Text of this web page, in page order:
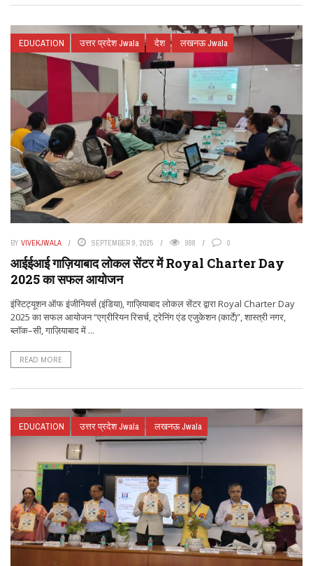
EDUCATION उत्तर प्रदेश Jwala देश लखनऊ Jwala
BY VIVEKJWALA SEPTEMBER 9, 2025 988 0
आईईआई गाज़ियाबाद लोकल सेंटर में Royal Charter Day
2025 का सफल आयोजन
इंस्टिट्यूशन ऑफ इंजीनियर्स (इंडिया), गाज़ियाबाद लोकल सेंटर द्वारा Royal Charter Day
2025 का सफल आयोजन “एग्रीरियन रिसर्च, ट्रेनिंग एंड एजुकेशन (कार्टे)”, शास्त्री नगर,
ब्लॉक–सी, गाज़ियाबाद में ...
READ MORE
EDUCATION उत्तर प्रदेश Jwala लखनऊ Jwala